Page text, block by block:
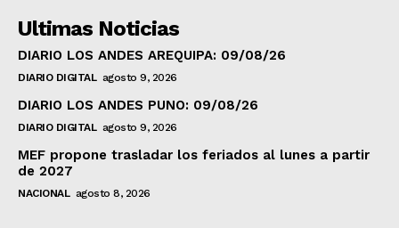
Ultimas Noticias
DIARIO LOS ANDES AREQUIPA: 09/08/26
DIARIO DIGITAL agosto 9, 2026
DIARIO LOS ANDES PUNO: 09/08/26
DIARIO DIGITAL agosto 9, 2026
MEF propone trasladar los feriados al lunes a partir
de 2027
NACIONAL agosto 8, 2026